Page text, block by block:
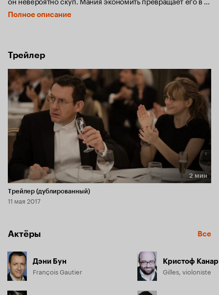
одержимого, а любой платеж ввергает в панический ужас.
Но однажды его жизнь резко меняется.
Полное описание
Трейлер
Длительность 2 мин
2 мин
Трейлер (дублированный)
11 мая 2017
Актёры Все
Дэни Бун
François Gautier
Кристоф Канар
Gilles, violoniste